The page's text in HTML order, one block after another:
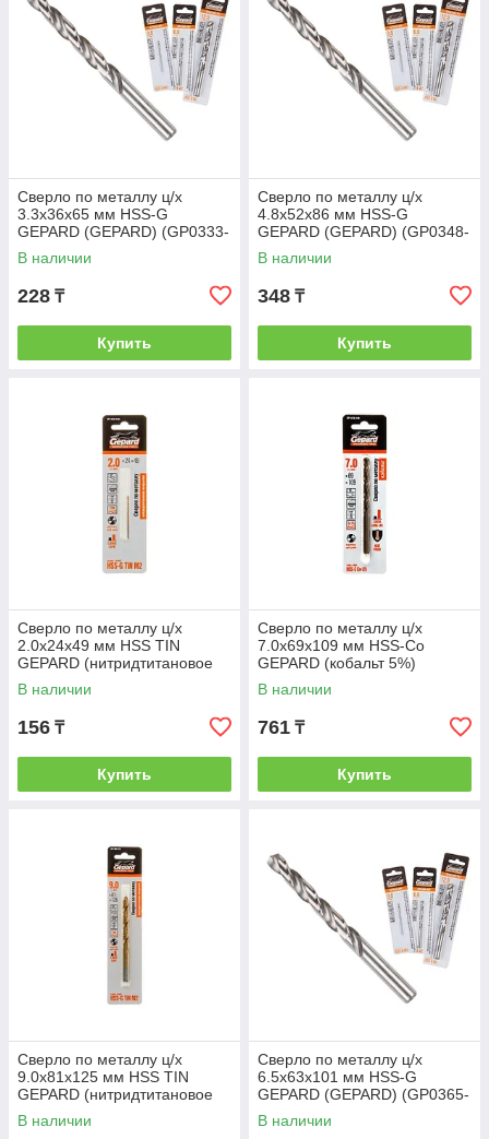
Сверло по металлу ц/х
3.3х36х65 мм HSS-G
GEPARD (GEPARD) (GP0333-
065)
В наличии
228 ₸
Купить
Сверло по металлу ц/х
4.8х52х86 мм HSS-G
GEPARD (GEPARD) (GP0348-
086)
В наличии
348 ₸
Купить
Сверло по металлу ц/х
2.0х24х49 мм HSS TIN
GEPARD (нитридтитановое
покрытие) (GEPARD)
(GP1320-049)
В наличии
156 ₸
Купить
Сверло по металлу ц/х
7.0х69х109 мм HSS-Co
GEPARD (кобальт 5%)
(GEPARD) (GP1470-109)
В наличии
761 ₸
Купить
Сверло по металлу ц/х
9.0х81х125 мм HSS TIN
GEPARD (нитридтитановое
покрытие) (GEPARD)
(GP1390-125)
В наличии
Сверло по металлу ц/х
6.5х63х101 мм HSS-G
GEPARD (GEPARD) (GP0365-
101)
В наличии